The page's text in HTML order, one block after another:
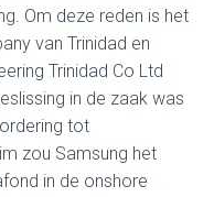
Om deze reden is het
van Trinidad en
Trinidad Co Ltd
in de zaak was
tot
zou Samsung het
in de onshore